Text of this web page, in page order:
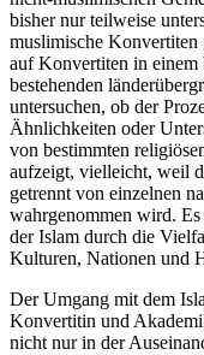
bisher nur teilweise
muslimische Konvertiten
auf Konvertiten in einem
bestehenden
untersuchen, ob der
Ähnlichkeiten oder
von bestimmten
aufzeigt, vielleicht, weil
getrennt von einzelnen
wahrgenommen wird.
der Islam durch die
Kulturen, Nationen und
Der Umgang mit dem
Konvertitin und
nicht nur in der